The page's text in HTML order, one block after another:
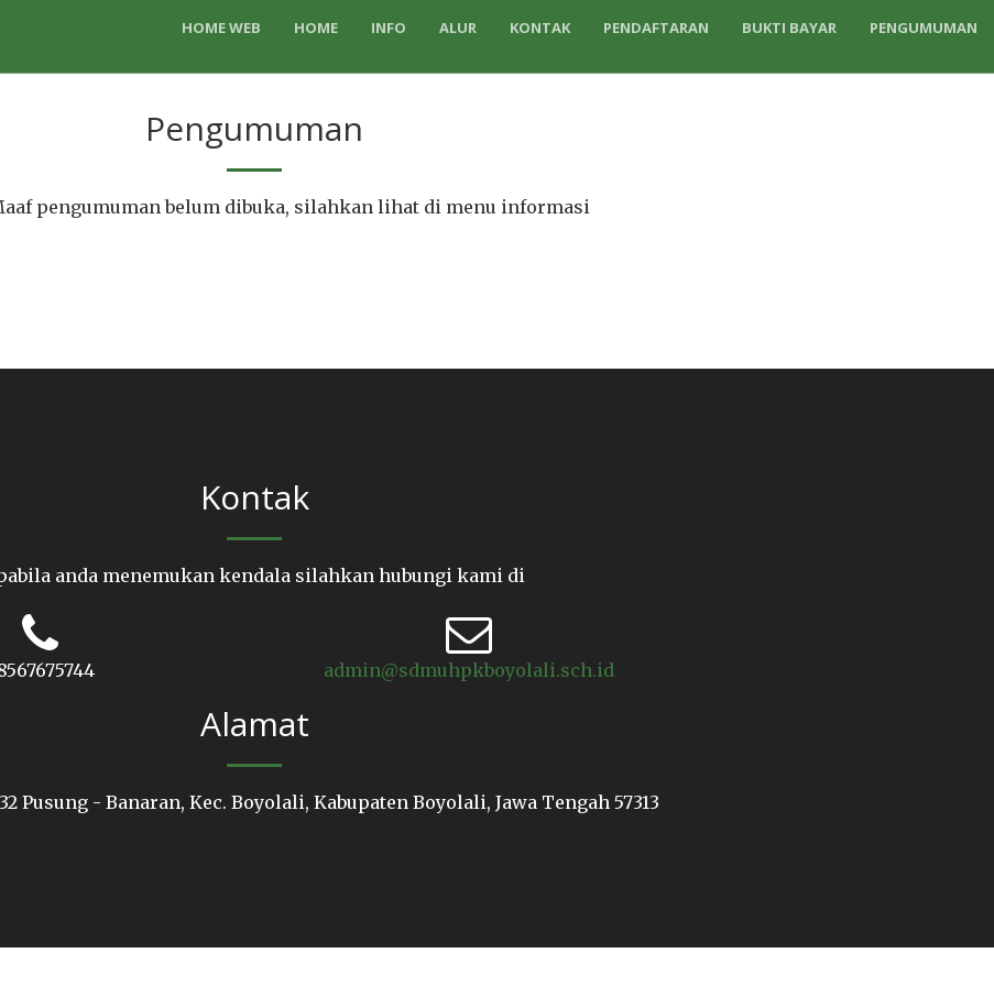
HOME WEB HOME INFO ALUR KONTAK PENDAFTARAN BUKTI BAYAR PENGUMUMAN
Pengumuman
pengumuman belum dibuka, silahkan lihat di menu informasi
Kontak
anda menemukan kendala silahkan hubungi kami di
admin@sdmuhpkboyolali.sch.id
Alamat
Pusung - Banaran, Kec. Boyolali, Kabupaten Boyolali, Jawa Tengah 57313